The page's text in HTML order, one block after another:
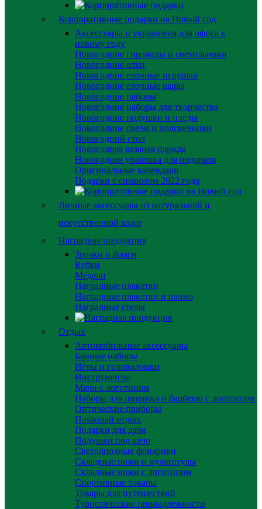
Корпоративные подарки на Новый год
Аксессуары и украшения для офиса к
новому году
Новогодние гирлянды и светильники
Новогодние елки
Новогодние елочные игрушки
Новогодние елочные шары
Новогодние наборы
Новогодние наборы для творчества
Новогодние подушки и пледы
Новогодние свечи и подсвечники
Новогодний стол
Новогодняя вязаная одежда
Новогодняя упаковка для подарков
Оригинальные календари
Подарки с символом 2022 года
Личные аксессуары из натуральной и
искусственной кожи
Наградная продукция
Значки и флаги
Кубки
Медали
Наградные плакетки
Наградные плакетки и панно
Наградные стелы
Отдых
Автомобильные аксессуары
Банные наборы
Игры и головоломки
Инструменты
Мячи с логотипом
Наборы для пикника и барбекю с логотипом
Оптические приборы
Пляжный отдых
Подарки для дачи
Подушки под шею
Светодиодные фонарики
Складные ножи и мультитулы
Складные ножи с логотипом
Спортивные товары
Товары для путешествий
Туристические принадлежности